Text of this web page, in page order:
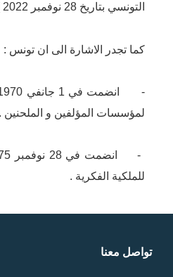
التونسي بتاريخ نوفمبر
كما تجدر الاشارة الى ان تونس :
لمؤسسات المؤلفين و الملحنين .
للملكية الفكرية .
تواصل معنا